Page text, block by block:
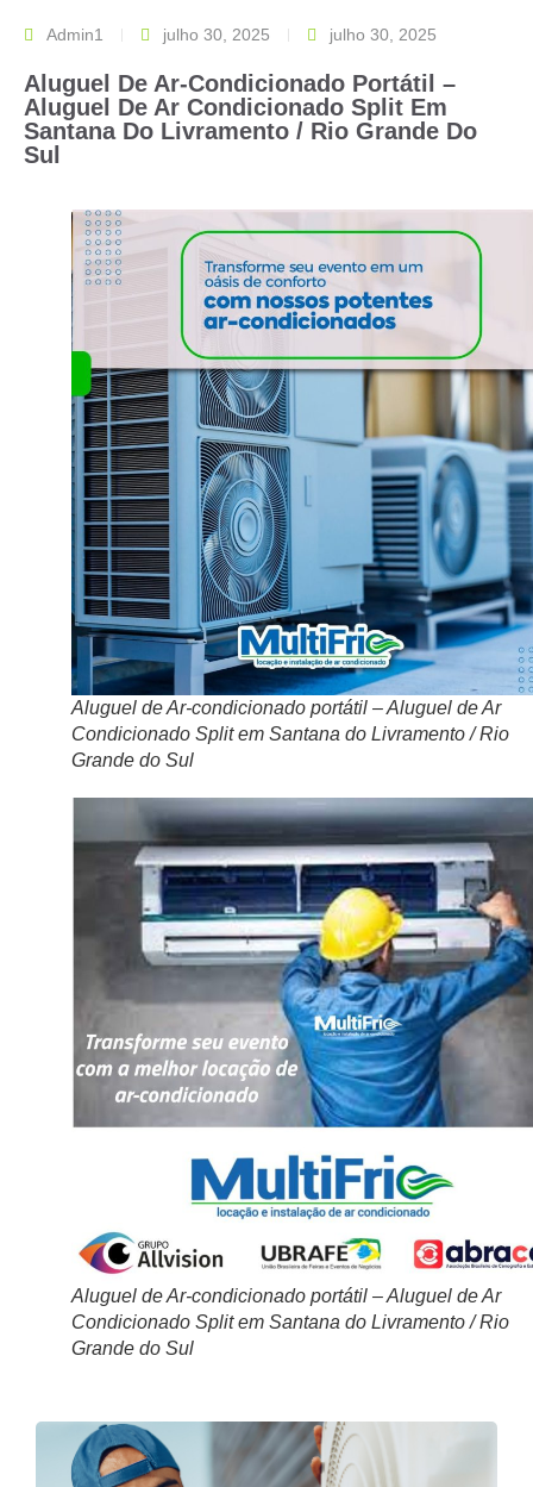
Admin1 julho 30, 2025 julho 30, 2025
Aluguel De Ar-Condicionado Portátil –
Aluguel De Ar Condicionado Split Em
Santana Do Livramento / Rio Grande Do
Sul
Aluguel de Ar-condicionado portátil – Aluguel de Ar
Condicionado Split em Santana do Livramento / Rio
Grande do Sul
Aluguel de Ar-condicionado portátil – Aluguel de Ar
Condicionado Split em Santana do Livramento / Rio
Grande do Sul